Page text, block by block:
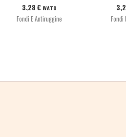
3,28 € IVATO
Fondi E Antiruggine Fondi